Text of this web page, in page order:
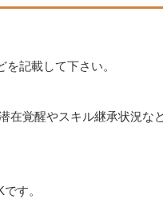
記載して下さい。
在覚醒やスキル継承状況な
す。